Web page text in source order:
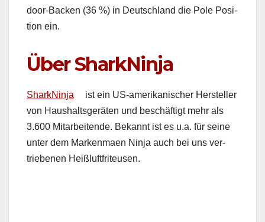
door-Back­en (36 %) in Deutsch­land die Pole Posi­
tion ein.
Über SharkNinja
SharkN­in­ja
ist ein US-amerikanis­ch­er Her­steller
von Haushalts­geräten und beschäftigt mehr als
3.600 Mitar­bei­t­ende. Bekan­nt ist es u.a. für seine
unter dem Marken­maen Nin­ja auch bei uns ver­
triebe­nen Heißluft­fri­teusen.